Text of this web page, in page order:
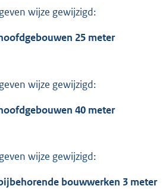
wijze gewijzigd:
25 meter
wijze gewijzigd:
40 meter
wijze gewijzigd:
bouwwerken 3 meter